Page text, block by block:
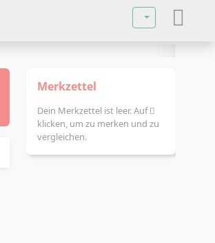
Sprache
Merkzettel
Dein Merkzettel ist leer. Auf
klicken, um zu merken und zu
vergleichen.